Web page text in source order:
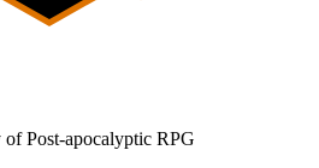
Post-apocalyptic RPG